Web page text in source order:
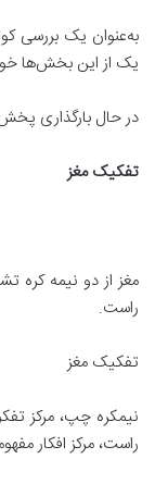
به‌عنوان یک بررسی
یک از این بخش‌ها
در حال بارگذاری
تفکیک مغز
مغز از دو نیمه کره
راست.
تفکیک مغز
نیمکره چپ، مرکز
راست، مرکز افکار